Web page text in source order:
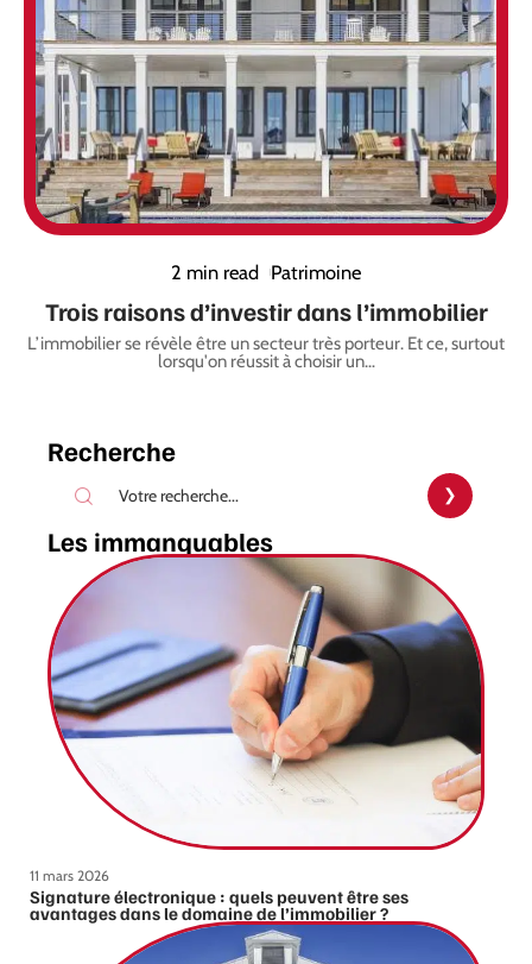
2 min read Patrimoine
Trois raisons d’investir dans l’immobilier
L’immobilier se révèle être un secteur très porteur. Et ce, surtout
lorsqu'on réussit à choisir un…
Recherche
Les immanquables
11 mars 2026
Signature électronique : quels peuvent être ses
avantages dans le domaine de l’immobilier ?